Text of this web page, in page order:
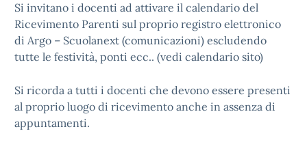
Si invitano i docenti ad attivare il calendario del
Ricevimento Parenti sul proprio registro elettronico
di Argo – Scuolanext (comunicazioni) escludendo
tutte le festività, ponti ecc.. (vedi calendario sito)
Si ricorda a tutti i docenti che devono essere presenti
al proprio luogo di ricevimento anche in assenza di
appuntamenti.